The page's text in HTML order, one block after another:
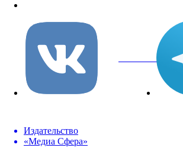
вКонтакте
Издательство
«Медиа Сфера»